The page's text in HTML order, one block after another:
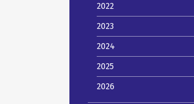
2022
2023
2024
2025
2026